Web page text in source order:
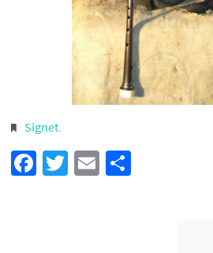
Signet.
Facebook
Twitter
Email